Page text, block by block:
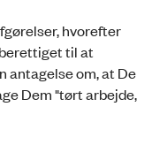
hvorefter
til at
antagelse om, at De
Dem "tørt arbejde,